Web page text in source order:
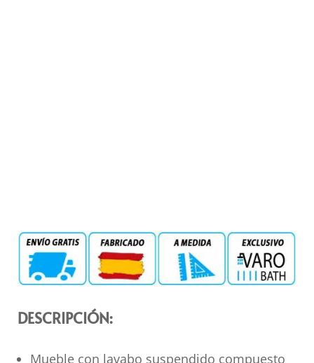
DESCRIPCIÓN:
Mueble con lavabo suspendido compuesto